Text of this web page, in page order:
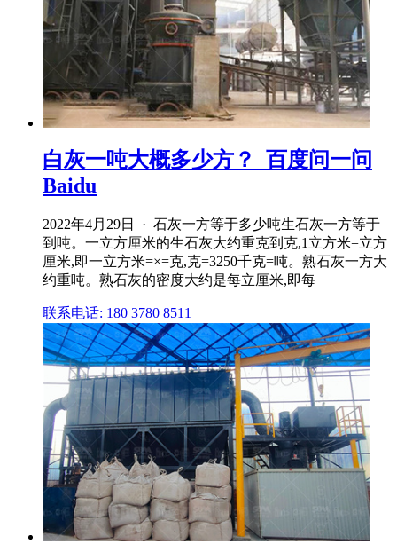
白灰一吨大概多少方？_百度问一问
Baidu
2022年4月29日 · 石灰一方等于多少吨生石灰一方等于
到吨。一立方厘米的生石灰大约重克到克,1立方米=立方
厘米,即一立方米=×=克,克=3250千克=吨。熟石灰一方大
约重吨。熟石灰的密度大约是每立厘米,即每
联系电话: 180 3780 8511